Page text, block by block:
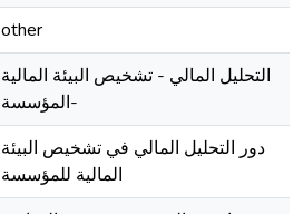
other
التحليل المالي - تشخيص البيئة المالية
-المؤسسة
دور التحليل المالي في تشخيص البيئة
المالية للمؤسسة